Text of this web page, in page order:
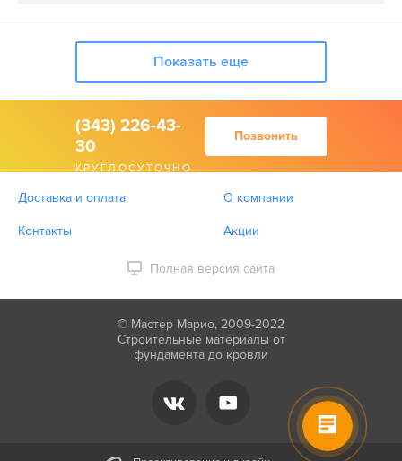
Показать еще
(343) 226-43-
30
КРУГЛОСУТОЧНО
Позвонить
Доставка и оплата О компании
Контакты Акции
Полная версия сайта
© Мастер Марио, 2009-2022
Строительные материалы от
фундамента до кровли